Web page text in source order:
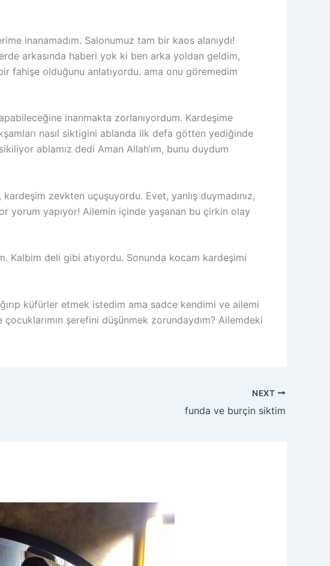
inanamadım. Salonumuz tam bir kaos alanıydı!
arkasında haberi yok ki ben arka yoldan geldim,
fahişe olduğunu anlatıyordu. ama onu göremedim
inanmakta zorlanıyordum. Kardeşime
nasıl siktigini ablanda ilk defa götten yediğinde
ablamız dedi Aman Allah’ım, bunu duydum
zevkten uçuşuyordu. Evet, yanlış duymadınız,
yorum yapıyor! Ailemin içinde yaşanan bu çirkin olay
Kalbim deli gibi atıyordu. Sonunda kocam kardeşimi
küfürler etmek istedim ama sadce kendimi ve ailemi
şerefini düşünmek zorundaydım? Ailemdeki
NEXT
funda ve burçin siktim